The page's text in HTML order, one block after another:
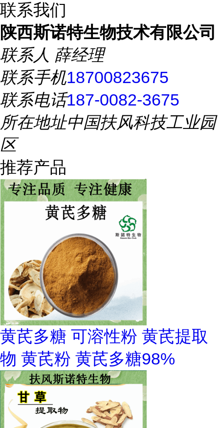
联系我们
陕西斯诺特生物技术有限公司
联系人 薛经理
联系手机18700823675
联系电话187-0082-3675
所在地址中国扶风科技工业园
区
推荐产品
黄芪多糖 可溶性粉 黄芪提取
物 黄芪粉 黄芪多糖98%